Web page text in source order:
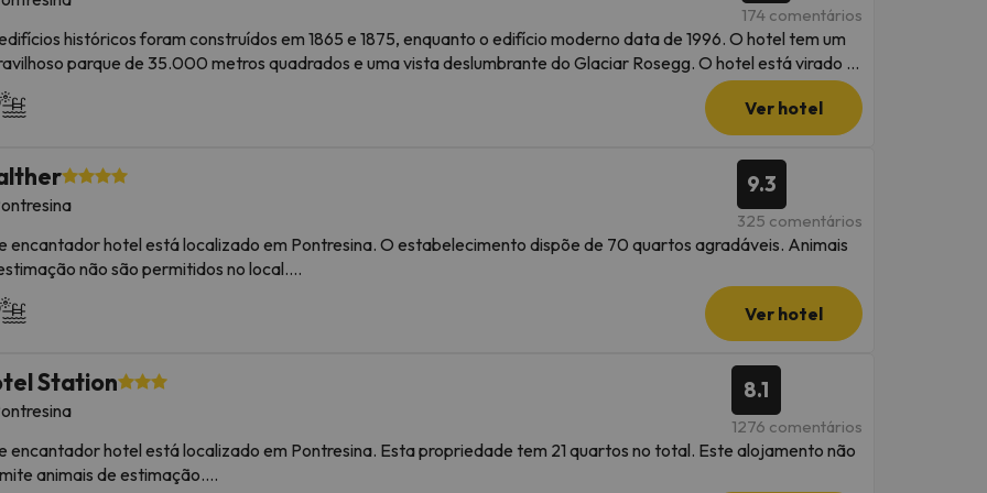
174 comentários
históricos foram construídos em 1865 e 1875, enquanto o edifício moderno data de 1996. O hotel tem um
parque de 35.000 metros quadrados e uma vista deslumbrante do Glaciar Rosegg. O hotel está virado a
tem vista para as montanhas.
dos serviços detalhados podem ser pagos. Você pode consultar as tarifas diretamente no estabelecimento. O
pode alterar a forma como oferece o seu serviço de catering de acordo com as necessidades. Esta
está sujeita a alterações pelo alojamento.
Ver hotel
9.3
325 comentários
encantador hotel está localizado em Pontresina. O estabelecimento dispõe de 70 quartos agradáveis. Animais
não são permitidos no local.
dos serviços detalhados podem ser pagos. Você pode consultar as tarifas diretamente no estabelecimento. O
pode alterar a forma como oferece o seu serviço de catering de acordo com as necessidades. Esta
está sujeita a alterações pelo alojamento.
Ver hotel
Station 8.1
1276 comentários
encantador hotel está localizado em Pontresina. Esta propriedade tem 21 quartos no total. Este alojamento não
animais de estimação.